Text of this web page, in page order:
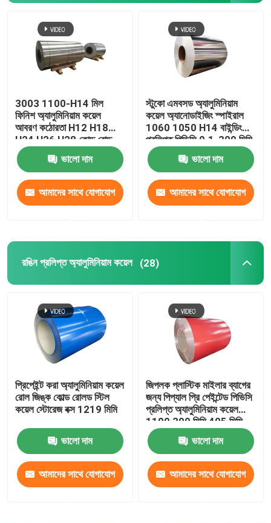
3003 1100-H14 মিল
ফিনিশ অ্যালুমিনিয়াম কয়েল
আবরণ কঠোরতা H12 H18
H24 H26 H28 কোল্ড রোল্ড
0.027
ভালো দাম
আমাদের সাথে যোগাযোগ
স্টুকো এমবসড অ্যালুমিনিয়াম
কয়েল অ্যানোডাইজিং স্পাইরাল
1060 1050 H14 বাইন্ডিং
প্রলিপ্ত পিভিসি 0.1-300 মিমি
ভালো দাম
আমাদের সাথে যোগাযোগ
রঙিন প্রলিপ্ত অ্যালুমিনিয়াম কয়েল (28)
প্রিপেইন্ট করা অ্যালুমিনিয়াম কয়েল
রোল জিঙ্ক কোল্ড রোলড স্টিল
কয়েল স্টোরেজ বক্স 1219 মিমি
ভালো দাম
আমাদের সাথে যোগাযোগ
জিপলক প্লাস্টিক মাইলার ব্যাগের
জন্য পিপ্যাল ​​প্রি পেইন্টেড পিভিসি
প্রলিপ্ত অ্যালুমিনিয়াম কয়েল
1100 300 মিমি 405 মিমি
505 মিমি
ভালো দাম
আমাদের সাথে যোগাযোগ